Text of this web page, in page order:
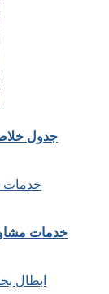
جدول
خدمات